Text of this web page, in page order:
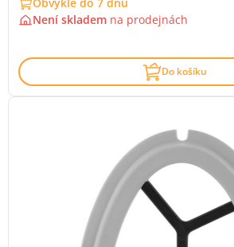
Není skladem na prodejnách
Do košíku